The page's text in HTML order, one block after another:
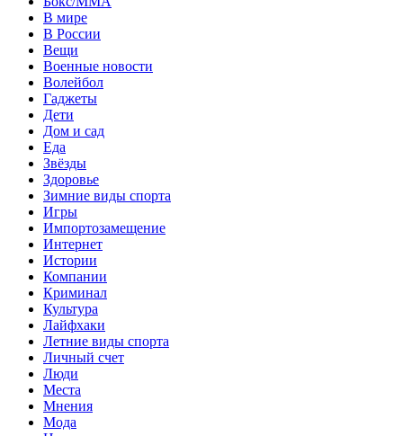
В мире
В России
Вещи
Военные новости
Волейбол
Гаджеты
Дети
Дом и сад
Еда
Звёзды
Здоровье
Зимние виды спорта
Игры
Импортозамещение
Интернет
Истории
Компании
Криминал
Культура
Лайфхаки
Летние виды спорта
Личный счет
Люди
Места
Мнения
Мода